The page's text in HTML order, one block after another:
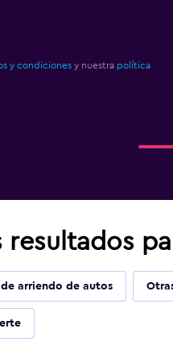
y condicionesy nuestra política
resultados
arriendo de autos